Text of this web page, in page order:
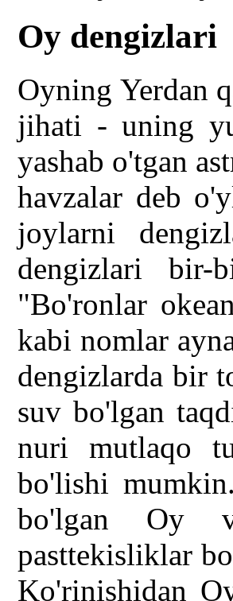
Oy dengizlari
Oyning Yerdan
jihati - uning
yashab o'tgan
havzalar deb
joylarni
dengizlari bir-
"Bo'ronlar okean
kabi nomlar
dengizlarda bir
suv bo'lgan
nuri mutlaqo
bo'lishi
bo'lgan Oy
pasttekisliklar
Ko'rinishidan